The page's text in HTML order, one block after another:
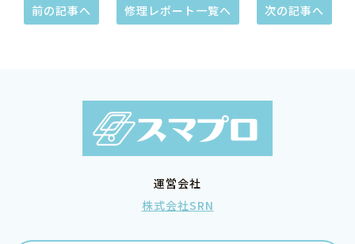
前の記事へ 修理レポート一覧へ 次の記事へ
運営会社
株式会社SRN